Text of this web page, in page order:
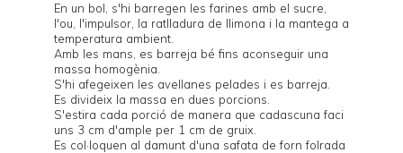
En un bol, s'hi barregen les farines amb el sucre,
l'ou, l'impulsor, la ratlladura de llimona i la mantega a
temperatura ambient.
Amb les mans, es barreja bé fins aconseguir una
massa homogènia.
S'hi afegeixen les avellanes pelades i es barreja.
Es divideix la massa en dues porcions.
S'estira cada porció de manera que cadascuna faci
uns 3 cm d'ample per 1 cm de gruix.
Es col·loquen al damunt d'una safata de forn folrada